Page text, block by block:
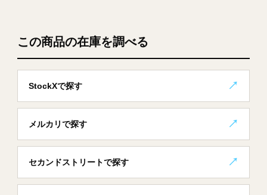
この商品の在庫を調べる
StockXで探す
メルカリで探す
セカンドストリートで探す